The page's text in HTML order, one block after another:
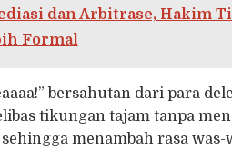
dan Arbitrase, Hakim
Formal
bersahutan dari para
tikungan tajam tanpa
menambah rasa was-